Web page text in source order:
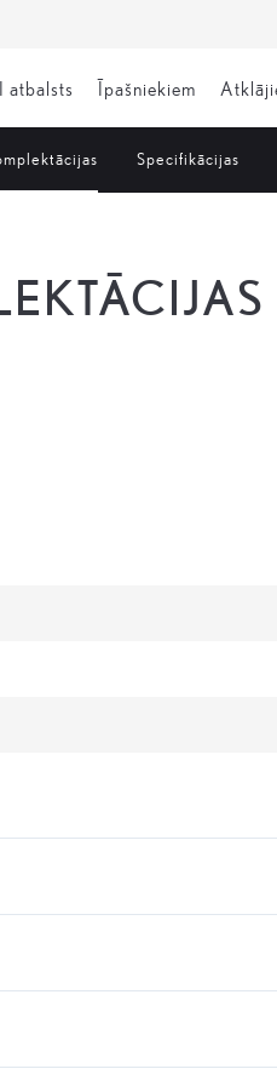
atbalsts Īpašniekiem
Specifikācijas